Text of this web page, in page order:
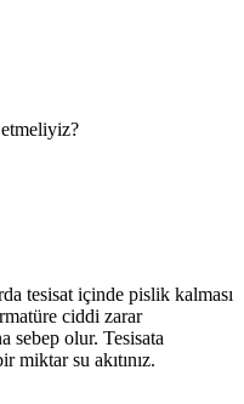
tesisat içinde pislik kalması
ciddi zarar
sebep olur. Tesisata
miktar su akıtınız.